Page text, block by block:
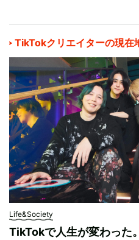
TikTokクリエイターの現在
Life&Society
TikTokで人生が変わった